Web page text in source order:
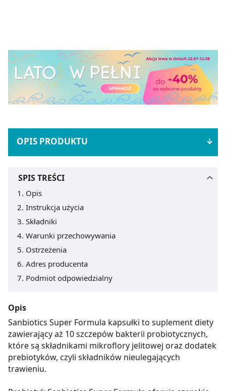
OPIS PRODUKTU
SPIS TREŚCI
Opis
Instrukcja użycia
Składniki
Warunki przechowywania
Ostrzeżenia
Adres producenta
Podmiot odpowiedzialny
Opis
Sanbiotics Super Formula kapsułki to suplement diety
zawierający aż 10 szczepów bakterii probiotycznych,
które są składnikami mikroflory jelitowej oraz dodatek
prebiotyków, czyli składników nieulegających
trawieniu.